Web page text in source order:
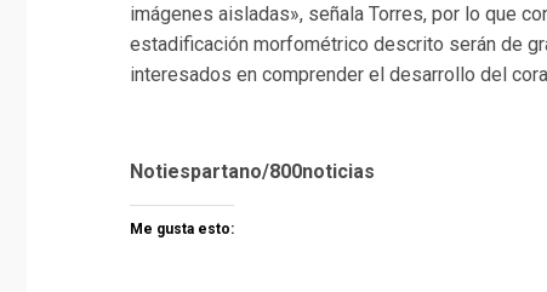
imágenes aisladas», señala Torres, por lo que
estadificación morfométrico descrito serán de
interesados en comprender el desarrollo del
Notiespartano/800noticias
Me gusta esto: